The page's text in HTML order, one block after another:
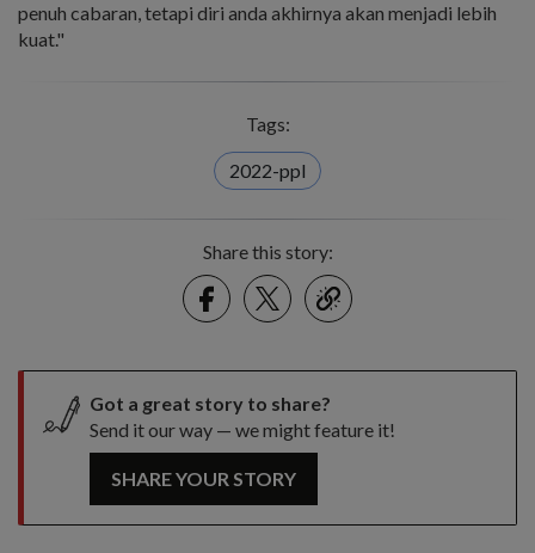
penuh cabaran, tetapi diri anda akhirnya akan menjadi lebih
kuat."
Tags:
2022-ppl
Share this story:
FacebookTwitter
link
Got a great story to share?
Send it our way — we might feature it!
SHARE YOUR STORY